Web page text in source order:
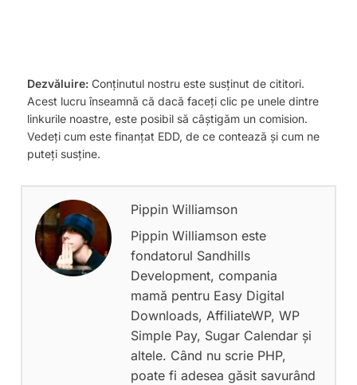
Dezvăluire: Conținutul nostru este susținut de cititori.
Acest lucru înseamnă că dacă faceți clic pe unele dintre
linkurile noastre, este posibil să câștigăm un comision.
Vedeți cum este finanțat EDD, de ce contează și cum ne
puteți susține.
Pippin Williamson
Pippin Williamson este
fondatorul Sandhills
Development, compania
mamă pentru Easy Digital
Downloads, AffiliateWP, WP
Simple Pay, Sugar Calendar și
altele. Când nu scrie PHP,
poate fi adesea găsit savurând